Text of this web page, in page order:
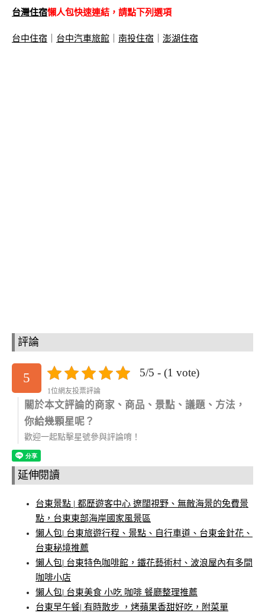
台灣住宿懶人包快速連結，請點下列選項
台中住宿 台中汽車旅館 南投住宿 澎湖住宿
評論
5 5/5 - (1 vote)
1位網友投票評論
關於本文評論的商家、商品、景點、議題、方法，
你給幾顆星呢？
歡迎一起點擊星號參與評論唷！
延伸閱讀
台東景點 | 都歷遊客中心 遼闊視野、無敵海景的免費景
點，台東東部海岸國家風景區
懶人包| 台東旅遊行程、景點、自行車道、台東金針花、
台東秘境推薦
懶人包| 台東特色咖啡館，鐵花藝術村、波浪屋內有多間
咖啡小店
懶人包| 台東美食 小吃 咖啡 餐廳整理推薦
台東早午餐| 有時散步 ，烤蘋果香甜好吃，附菜單